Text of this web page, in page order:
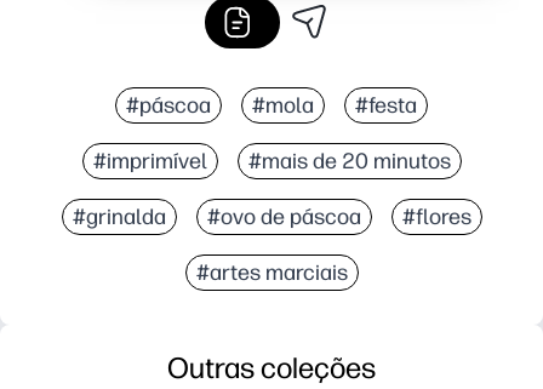
#páscoa #mola #festa
#imprimível #mais de 20 minutos
#grinalda #ovo de páscoa #flores
#artes marciais
Outras coleções